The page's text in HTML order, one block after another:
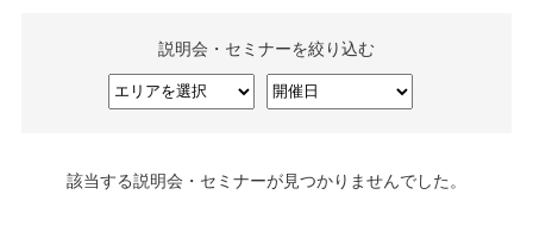
説明会・セミナーを絞り込む
該当する説明会・セミナーが見つかりませんでした。